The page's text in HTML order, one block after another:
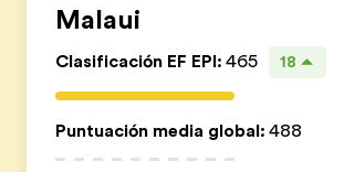
Encuentra una oficina
Sobre nosotros
Trabajos
Malaui
Clasificación EF EPI: 465 18
Puntuación media global: 488